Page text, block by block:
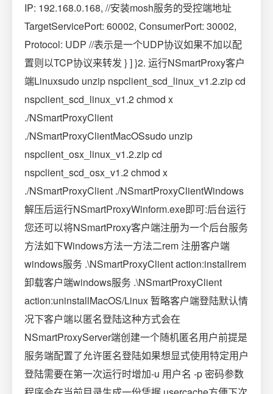
IP: 192.168.0.168, //安装mosh服务的受控端地址
TargetServicePort: 60002, ConsumerPort: 30002,
Protocol: UDP //表示是一个UDP协议如果不加以配
置则以TCP协议来转发 } ] }2. 运行NSmartProxy客户
端Linuxsudo unzip nspclient_scd_linux_v1.2.zip cd
nspclient_scd_linux_v1.2 chmod x
./NSmartProxyClient
./NSmartProxyClientMacOSsudo unzip
nspclient_osx_linux_v1.2.zip cd
nspclient_scd_osx_v1.2 chmod x
./NSmartProxyClient ./NSmartProxyClientWindows
解压后运行NSmartProxyWinform.exe即可:后台运行
您还可以将NSmartProxy客户端注册为一个后台服务
方法如下Windows方法一方法二rem 注册客户端
windows服务 .\NSmartProxyClient action:installrem
卸载客户端windows服务 .\NSmartProxyClient
action:uninstallMacOS/Linux 暂略客户端登陆默认情
况下客户端以匿名登陆这种方式会在
NSmartProxyServer端创建一个随机匿名用户前提是
服务端配置了允许匿名登陆如果想显式使用特定用户
登陆需要在第一次运行时增加-u 用户名 -p 密码参数